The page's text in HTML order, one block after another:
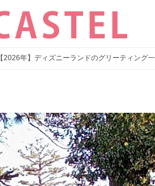
【2026年】ディズニーランドのグリーティング